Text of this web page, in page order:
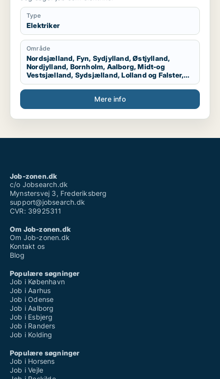
Type
Elektriker
Område
Nordsjælland, Fyn, Sydjylland, Østjylland,
Nordjylland, Bornholm, Aalborg, Midt-og
Vestsjælland, Sydsjælland, Lolland og Falster,
Grønland, Færøerne, Udlandet, Hele Sjælland,
Hele Jylland, Vestjylland, Midtjylland
Mere info
Job-zonen.dk
c/o Jobsearch.dk
Mynstersvej 3, Frederiksberg
support@jobsearch.dk
CVR: 39925311
Om Job-zonen.dk
Om Job-zonen.dk
Kontakt os
Blog
Populære søgninger
Job i København
Job i Aarhus
Job i Odense
Job i Aalborg
Job i Esbjerg
Job i Randers
Job i Kolding
Populære søgninger
Job i Horsens
Job i Vejle